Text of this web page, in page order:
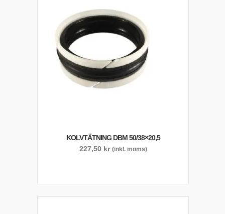
KOLVTÄTNING DBM 50/38×20,5
227,50 kr (inkl. moms)